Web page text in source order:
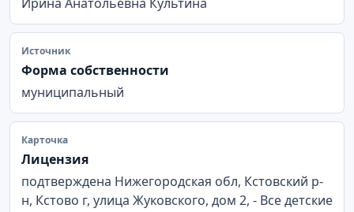
Источник
Форма собственности
муниципальный
Карточка
Лицензия
подтверждена Нижегородская обл, Кстовский р-
н, Кстово г, улица Жуковского, дом 2, - Все детские